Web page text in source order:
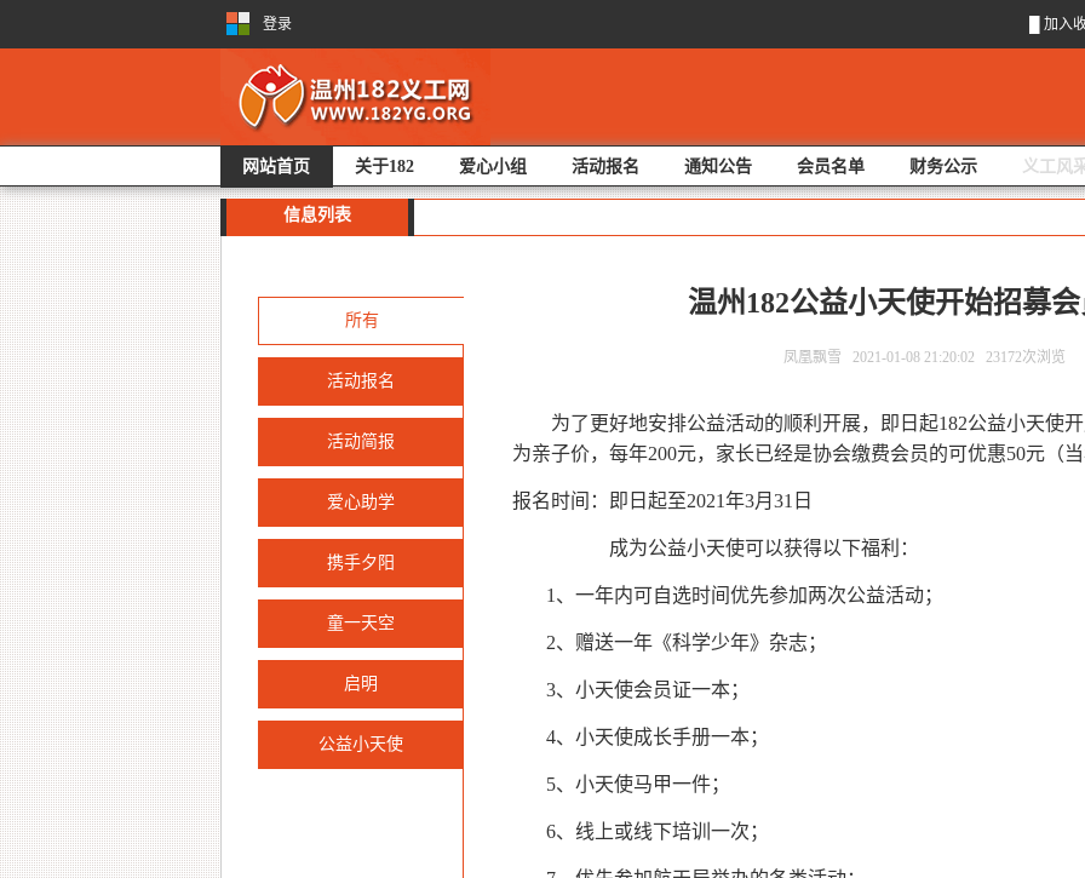
登录 加入
网站首页 关于182 爱心小组 活动报名 通知公告 会员名单 财务公示 义工风
信息列表
所有
活动报名
活动简报
爱心助学
携手夕阳
童一天空
启明
公益小天使
温州182公益小天使开始招募
凤凰飘雪 2021-01-08 21:20:02 23172次浏览
为了更好地安排公益活动的顺利开展，即日起182公益小天使
为亲子价，每年200元，家长已经是协会缴费会员的可优惠50元（
报名时间：即日起至2021年3月31日
成为公益小天使可以获得以下福利：
1、一年内可自选时间优先参加两次公益活动；
2、赠送一年《科学少年》杂志；
3、小天使会员证一本；
4、小天使成长手册一本；
5、小天使马甲一件；
6、线上或线下培训一次；